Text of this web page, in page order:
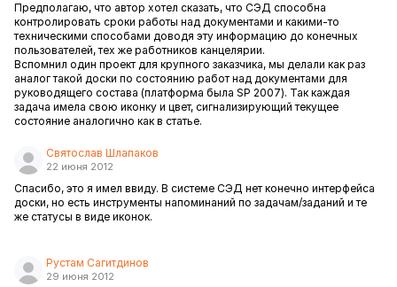
Предполагаю, что автор хотел сказать, что СЭД способна
контролировать сроки работы над документами и какими-то
техническими способами доводя эту информацию до конечных
пользователей, тех же работников канцелярии.
Вспомнил один проект для крупного заказчика, мы делали как раз
аналог такой доски по состоянию работ над документами для
руководящего состава (платформа была SP 2007). Так каждая
задача имела свою иконку и цвет, сигнализирующий текущее
состояние аналогично как в статье.
Святослав Шлапаков
22 июня 2012
Спасибо, это я имел ввиду. В системе СЭД нет конечно интерфейса
доски, но есть инструменты напоминаний по задачам/заданий и те
же статусы в виде иконок.
Рустам Сагитдинов
29 июня 2012